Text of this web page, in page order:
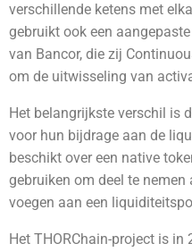
verschillende ketens met
gebruikt ook een
van Bancor, die zij
om de uitwisseling van
Het belangrijkste verschil is
voor hun bijdrage aan de
beschikt over een native
gebruiken om deel te
voegen aan een
Het THORChain-project is